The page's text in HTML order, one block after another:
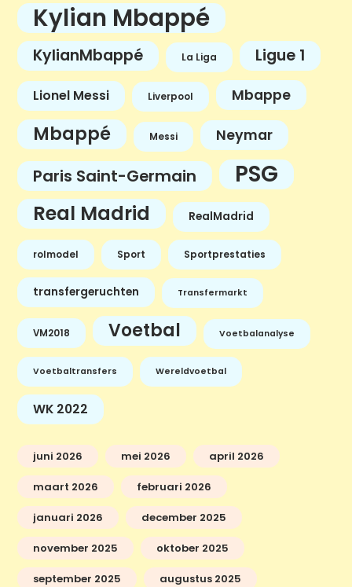
Kylian Mbappé
KylianMbappé La Liga Ligue 1
Lionel Messi Liverpool Mbappe
Mbappé Messi Neymar
Paris Saint-Germain PSG
Real Madrid RealMadrid
rolmodel Sport Sportprestaties
transfergeruchten Transfermarkt
VM2018 Voetbal Voetbalanalyse
Voetbaltransfers Wereldvoetbal
WK 2022
juni 2026 mei 2026 april 2026
maart 2026 februari 2026
januari 2026 december 2025
november 2025 oktober 2025
september 2025 augustus 2025